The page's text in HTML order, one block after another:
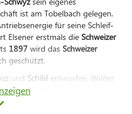
ist am Tobelbach gelegen.
für seine Schleif-
Elsener erstmals die Schweizer
1897 wird das Schweizer
geschützt.
und Schild entworfen. Weiter
seiner Mutter deren Namen zur